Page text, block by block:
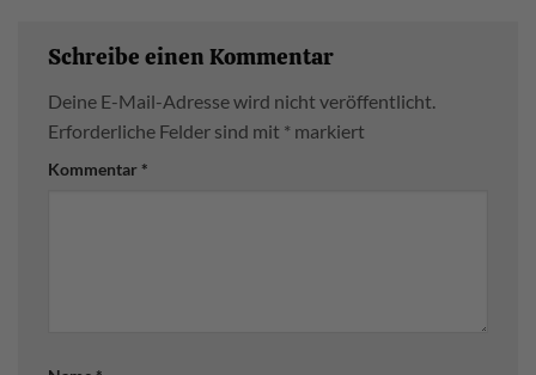
Schreibe einen Kommentar
Deine E-Mail-Adresse wird nicht veröffentlicht.
Erforderliche Felder sind mit * markiert
Kommentar *